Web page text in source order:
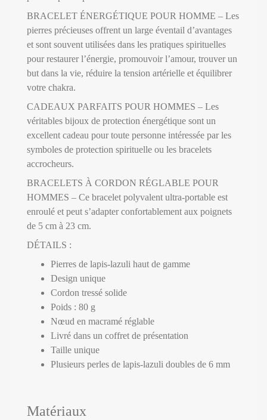
BRACELET ÉNERGÉTIQUE POUR HOMME – Les
pierres précieuses offrent un large éventail d’avantages
et sont souvent utilisées dans les pratiques spirituelles
pour restaurer l’énergie, promouvoir l’amour, trouver un
but dans la vie, réduire la tension artérielle et équilibrer
votre chakra.
CADEAUX PARFAITS POUR HOMMES – Les
véritables bijoux de protection énergétique sont un
excellent cadeau pour toute personne intéressée par les
symboles de protection spirituelle ou les bracelets
accrocheurs.
BRACELETS À CORDON RÉGLABLE POUR
HOMMES – Ce bracelet polyvalent ultra-portable est
enroulé et peut s’adapter confortablement aux poignets
de 5 cm à 23 cm.
DÉTAILS :
Pierres de lapis-lazuli haut de gamme
Design unique
Cordon tressé solide
Poids : 80 g
Nœud en macramé réglable
Livré dans un coffret de présentation
Taille unique
Plusieurs perles de lapis-lazuli doubles de 6 mm
Matériaux